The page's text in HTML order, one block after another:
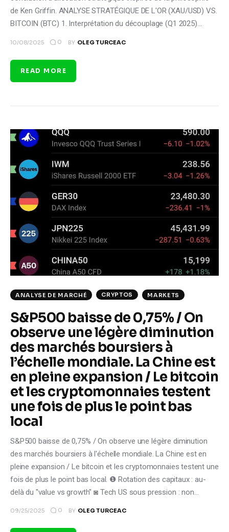
de Ken Griffin. ANALYSE STRATÉGIQUE DE L'OR (XAU/USD) VS.
BITCOIN (BTC) 1. Interprétation du découplage (Q1 2025)…
10/08/2025 0 BY OLEG TURCEAC
READ MORE
ANALYSE DE MARCHÉ CRYPTOS MARKETS
S&P500 baisse de 0,75% / On
observe une légère diminution
des marchés boursiers à
l’échelle mondiale. La Chine est
en pleine expansion / Le bitcoin
et les cryptomonnaies testent
une fois de plus le point bas
local
S&P500 baisse de 0,75% / On observe une légère diminution
des marchés boursiers à l'échelle mondiale. La Chine est en
pleine expansion / Le bitcoin et les cryptomonnaies testent une
fois de plus le point bas local. ❶ Rotation des capitaux : au-
delà du "value vs growth" ◙ Tech US sous pression : non…
09/25/2025 0 BY OLEG TURCEAC